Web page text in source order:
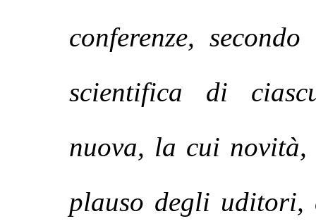
conferenze,
scientifica di
nuova, la cui
plauso degli uditori,